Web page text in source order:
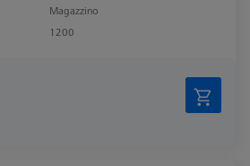
Magazzino
1200